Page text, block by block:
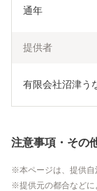
通年
提供者
有限会社沼津う
注意事項・その
本ページは、提供自
提供元の都合などに